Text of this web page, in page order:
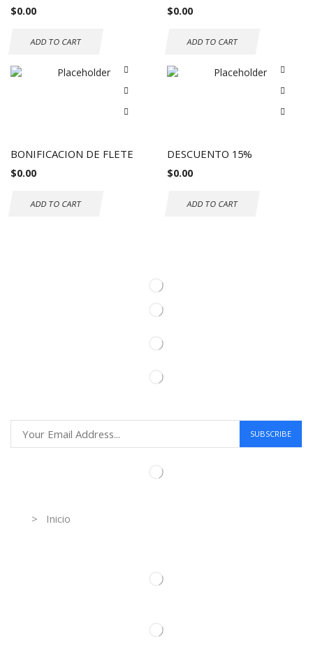
$0.00
ADD TO CART
$0.00
ADD TO CART
BONIFICACION DE FLETE
$0.00
ADD TO CART
DESCUENTO 15%
$0.00
ADD TO CART
> Inicio